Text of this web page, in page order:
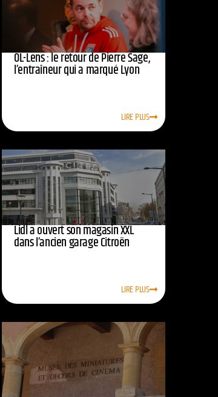
OL-Lens : le retour de Pierre Sage,
l’entraîneur qui a marqué Lyon
LIRE PLUS
Lidl a ouvert son magasin XXL
dans l’ancien garage Citroën
LIRE PLUS